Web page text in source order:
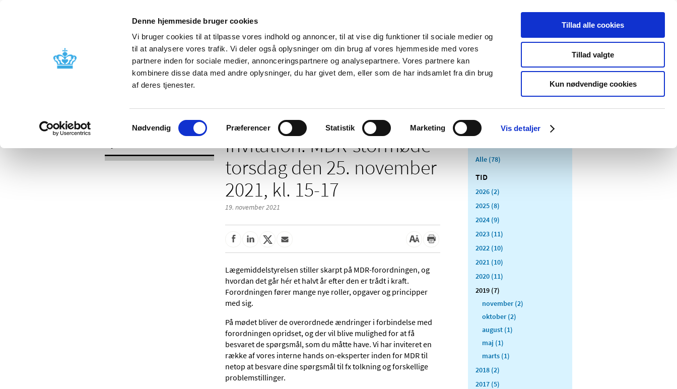
Denne hjemmeside bruger cookies
Vi bruger cookies til at tilpasse vores indhold og annoncer, til at vise dig funktioner til sociale medier og
til at analysere vores trafik. Vi deler også oplysninger om din brug af vores hjemmeside med vores
partnere inden for sociale medier, annonceringspartnere og analysepartnere. Vores partnere kan
kombinere disse data med andre oplysninger, du har givet dem, eller som de har indsamlet fra din brug
af deres tjenester.
Samtykkevalg
Nødvendig Præferencer Statistik Marketing Vis detaljer
Tillad alle cookies
Tillad valgte
Kun nødvendige cookies
Nyheder Om os Kontakt Udgivelser
Godkendelse og
Bivirkninger og
produktinformation
Tilskud og
Apoteker og salg af
Medicinsk
Særlige
produktområder
Invitation: MDR-stormøde
torsdag den 25. november
2021, kl. 15-17
19. november 2021
Lægemiddelstyrelsen stiller skarpt på MDR-forordningen, og
hvordan det går hér et halvt år efter den er trådt i kraft.
Forordningen fører mange nye roller, opgaver og principper
med sig.
På mødet bliver de overordnede ændringer i forbindelse med
forordningen opridset, og der vil blive mulighed for at få
besvaret de spørgsmål, som du måtte have. Vi har inviteret en
række af vores interne hands on-eksperter inden for MDR til
netop at besvare dine spørgsmål til fx tolkning og forskellige
problemstillinger.
Alle (78)
TID
2026 (2)
2025 (8)
2024 (9)
2023 (11)
2022 (10)
2021 (10)
2020 (11)
2019 (7)
november (2)
oktober (2)
august (1)
maj (1)
marts (1)
2018 (2)
2017 (5)